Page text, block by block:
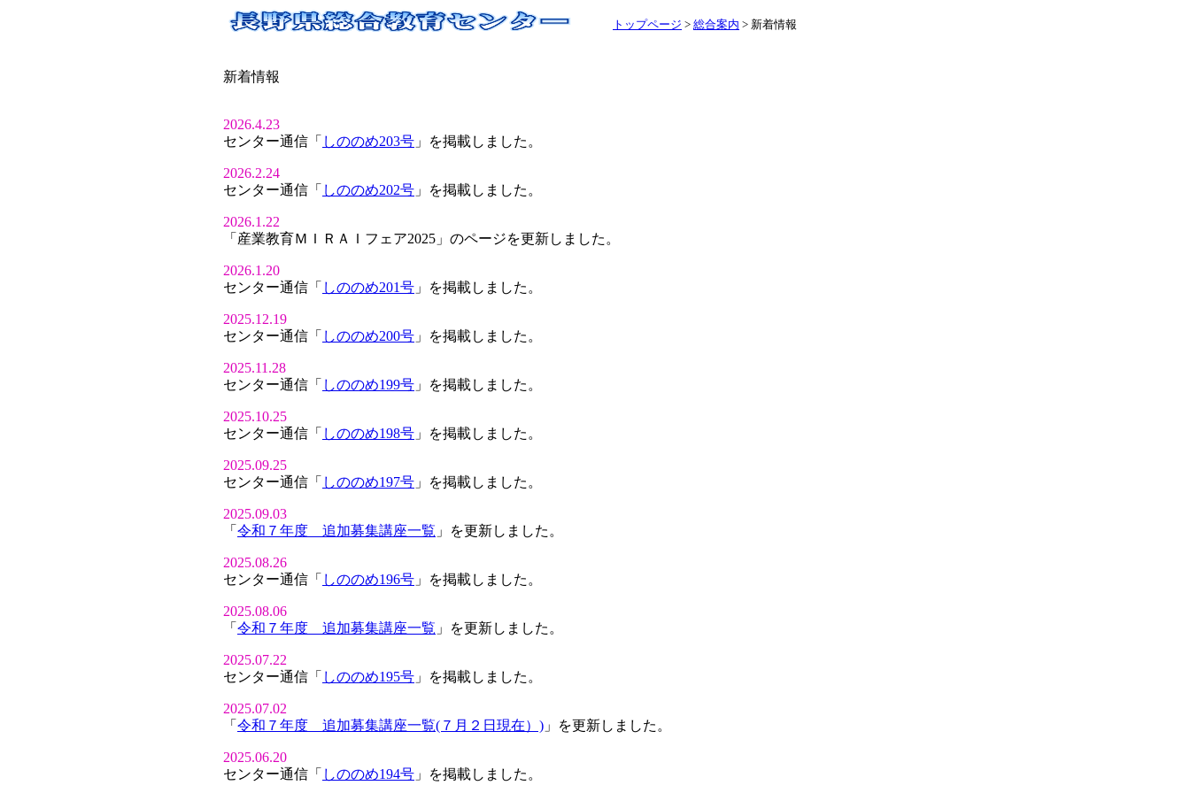
トップページ > 総合案内 > 新着情報
新着情報
2026.4.23
センター通信「 しののめ203号 」を掲載しました。
2026.2.24
センター通信「 しののめ202号 」を掲載しました。
2026.1.22
「産業教育ＭＩＲＡＩフェア2025」のページを更新しました。
2026.1.20
センター通信「 しののめ201号 」を掲載しました。
2025.12.19
センター通信「 しののめ200号 」を掲載しました。
2025.11.28
センター通信「 しののめ199号 」を掲載しました。
2025.10.25
センター通信「 しののめ198号 」を掲載しました。
2025.09.25
センター通信「 しののめ197号 」を掲載しました。
2025.09.03
「 令和７年度 追加募集講座一覧 」を更新しました。
2025.08.26
センター通信「 しののめ196号 」を掲載しました。
2025.08.06
「 令和７年度 追加募集講座一覧 」を更新しました。
2025.07.22
センター通信「 しののめ195号 」を掲載しました。
2025.07.02
「 令和７年度 追加募集講座一覧(７月２日現在）) 」を更新しました。
2025.06.20
センター通信「 しののめ194号 」を掲載しました。